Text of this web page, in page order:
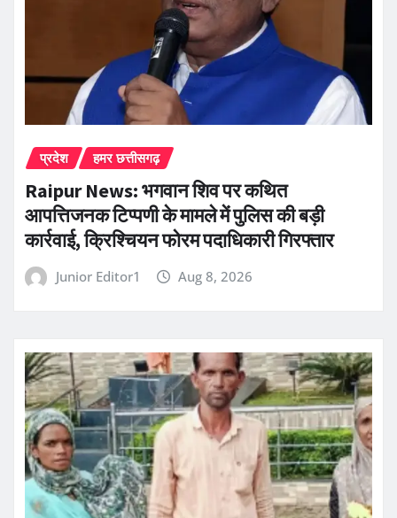
प्रदेश हमर छत्तीसगढ़
Raipur News: भगवान शिव पर कथित
आपत्तिजनक टिप्पणी के मामले में पुलिस की बड़ी
कार्रवाई, क्रिश्चियन फोरम पदाधिकारी गिरफ्तार
Junior Editor1 Aug 8, 2026